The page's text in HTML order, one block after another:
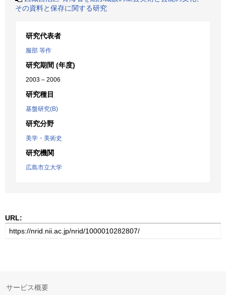
その資料と保存に関する研究
研究代表者
服部 等作
研究期間 (年度)
2003 – 2006
研究種目
基盤研究(B)
研究分野
美学・美術史
研究機関
広島市立大学
URL:
サービス概要